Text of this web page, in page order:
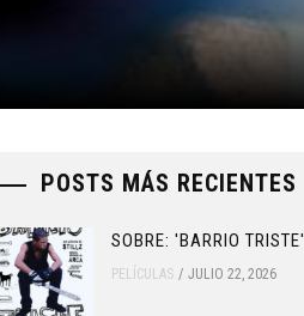
POSTS MÁS RECIENTES
SOBRE: 'BARRIO TRISTE'
PELÍCULAS JULIO 22, 2026